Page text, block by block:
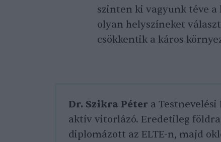
szinten ki vagyunk téve a
olyan helyszíneket
csökkentik a káros
Dr. Szikra Péter a
aktív vitorlázó. Eredetileg
diplomázott az ELTE-n, majd